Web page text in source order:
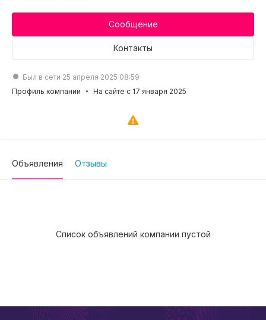
Сообщение
Контакты
Был в сети 25 апреля 2025 08:59
Профиль компании
На сайте с 17 января 2025
Объявления Отзывы
Список объявлений компании пустой